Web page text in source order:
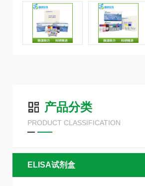
产品分类
PRODUCT CLASSIFICATION
ELISA试剂盒